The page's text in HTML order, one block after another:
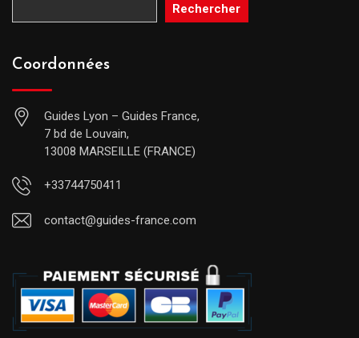
Rechercher
Coordonnées
Guides Lyon – Guides France,
7 bd de Louvain,
13008 MARSEILLE (FRANCE)
+33744750411
contact@guides-france.com